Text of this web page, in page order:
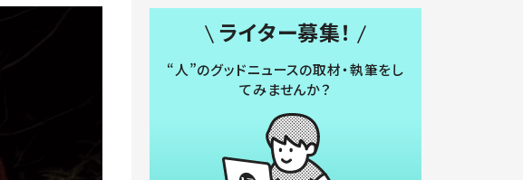
ライター募集！
“人”のグッドニュースの取材・執筆をし
てみませんか？